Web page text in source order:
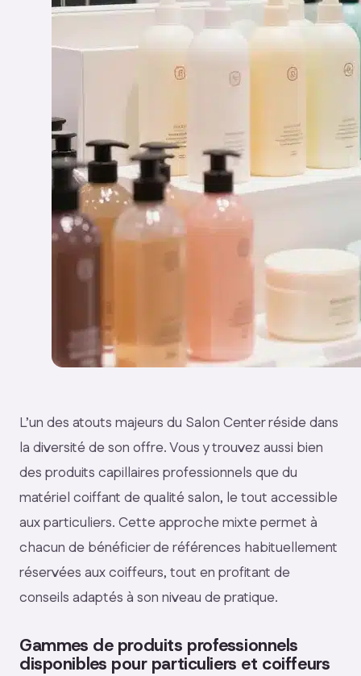
L’un des atouts majeurs du Salon Center réside dans
la diversité de son offre. Vous y trouvez aussi bien
des produits capillaires professionnels que du
matériel coiffant de qualité salon, le tout accessible
aux particuliers. Cette approche mixte permet à
chacun de bénéficier de références habituellement
réservées aux coiffeurs, tout en profitant de
conseils adaptés à son niveau de pratique.
Gammes de produits professionnels
disponibles pour particuliers et coiffeurs